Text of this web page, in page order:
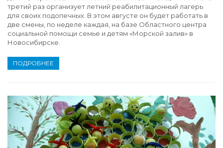
третий раз организует летний реабилитационный лагерь
для своих подопечных. В этом августе он будет работать в
две смены, по неделе каждая, на базе Областного центра
социальной помощи семье и детям «Морской залив» в
Новосибирске.
ПОДРОБНЕЕ